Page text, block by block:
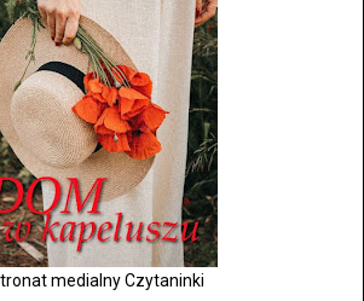
medialny Czytaninki